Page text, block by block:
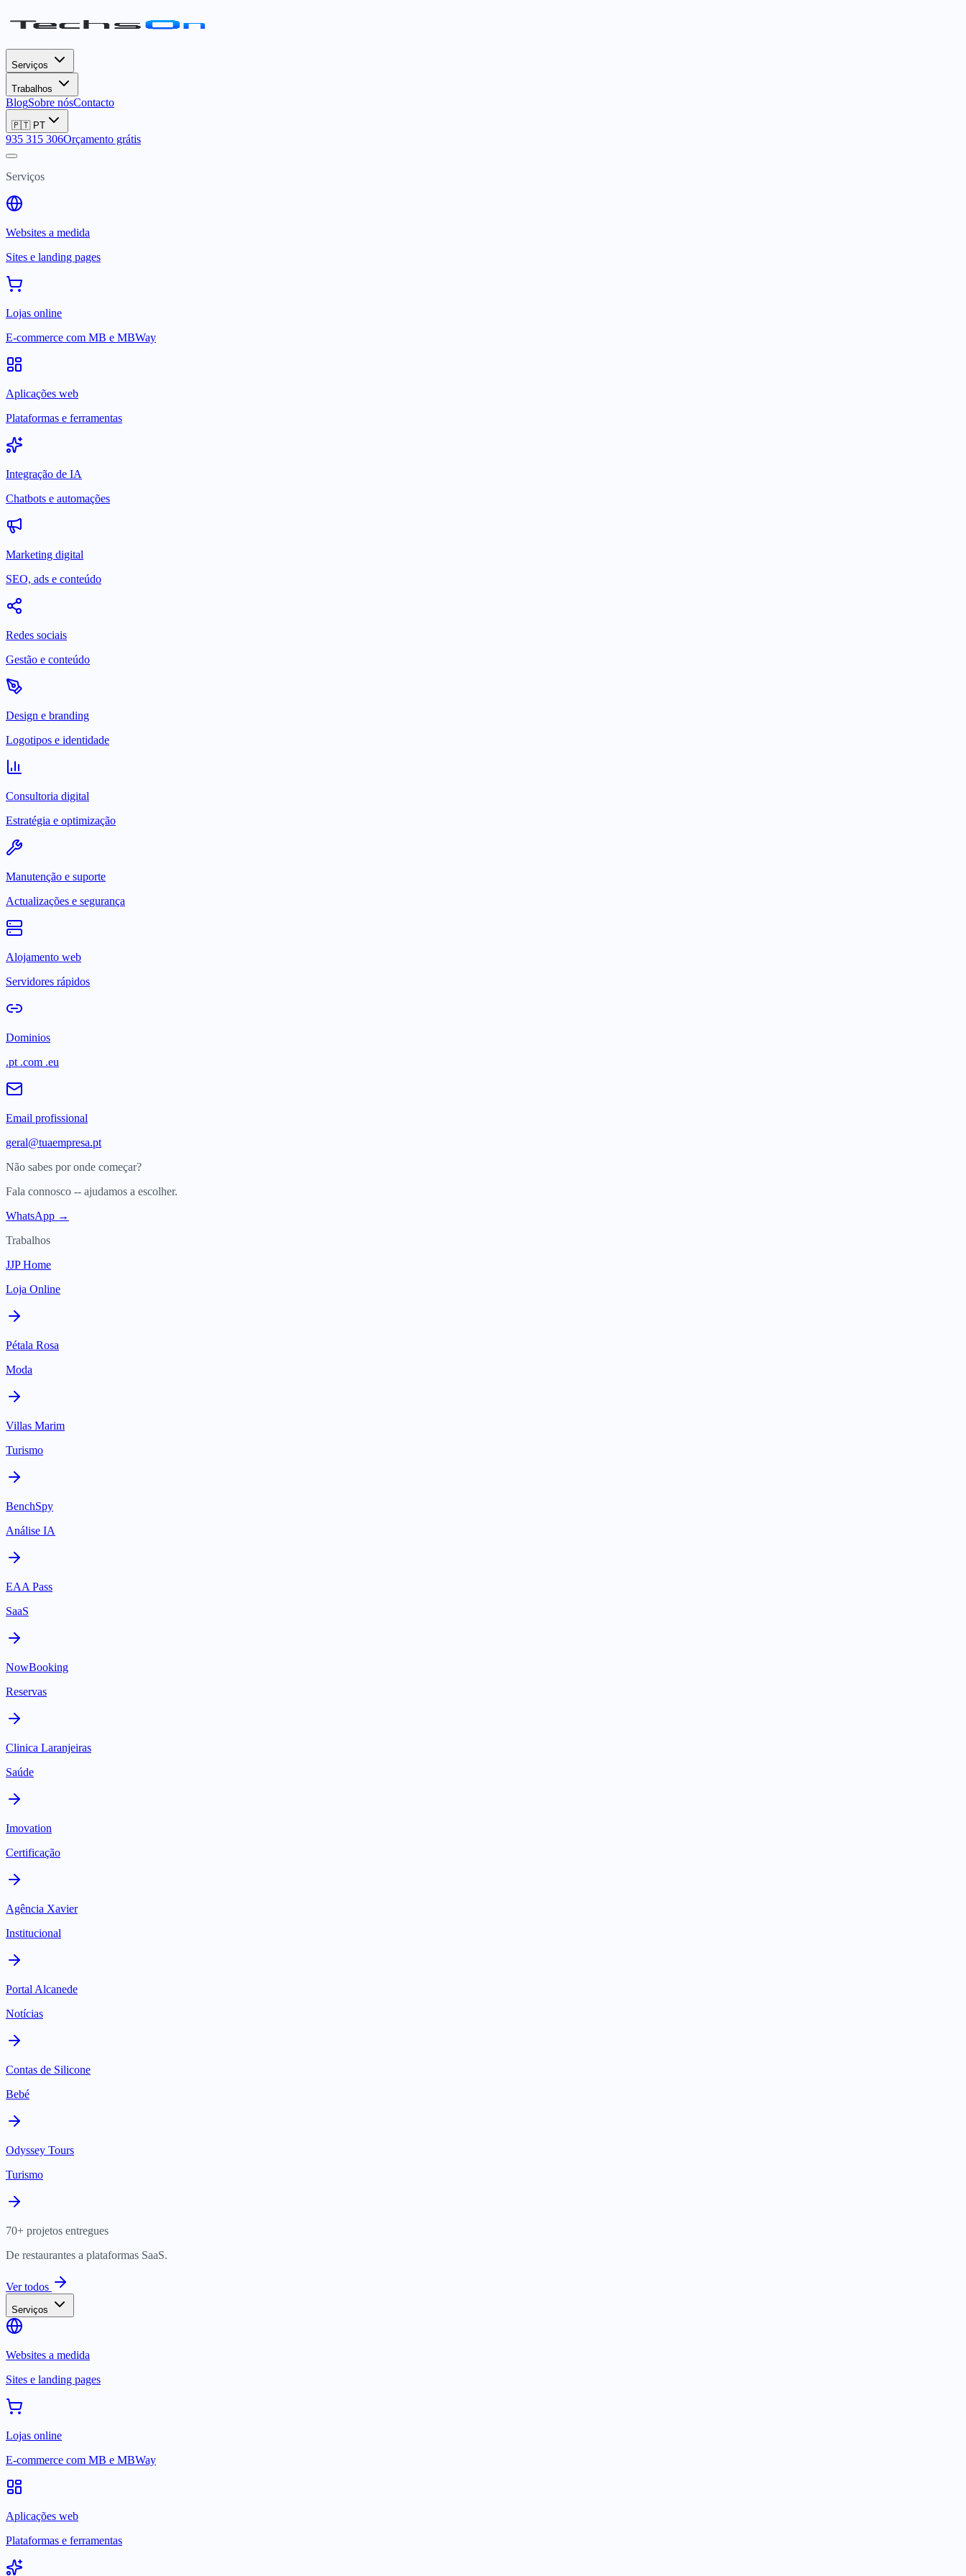
Serviços
Trabalhos
BlogSobre nósContacto
🇵🇹 PT
935 315 306Orçamento grátis
Serviços
Websites a medida
Sites e landing pages
Lojas online
E-commerce com MB e MBWay
Aplicações web
Plataformas e ferramentas
Integração de IA
Chatbots e automações
Marketing digital
SEO, ads e conteúdo
Redes sociais
Gestão e conteúdo
Design e branding
Logotipos e identidade
Consultoria digital
Estratégia e optimização
Manutenção e suporte
Actualizações e segurança
Alojamento web
Servidores rápidos
Dominios
.pt .com .eu
Email profissional
geral@tuaempresa.pt
Não sabes por onde começar?
Fala connosco -- ajudamos a escolher.
WhatsApp →
Trabalhos
JJP Home
Loja Online
Pétala Rosa
Moda
Villas Marim
Turismo
BenchSpy
Análise IA
EAA Pass
SaaS
NowBooking
Reservas
Clinica Laranjeiras
Saúde
Imovation
Certificação
Agência Xavier
Institucional
Portal Alcanede
Notícias
Contas de Silicone
Bebé
Odyssey Tours
Turismo
70+ projetos entregues
De restaurantes a plataformas SaaS.
Ver todos
Serviços
Websites a medida
Sites e landing pages
Lojas online
E-commerce com MB e MBWay
Aplicações web
Plataformas e ferramentas